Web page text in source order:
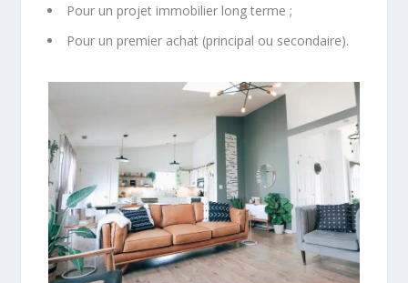
Pour un projet immobilier long terme ;
Pour un premier achat (principal ou secondaire).